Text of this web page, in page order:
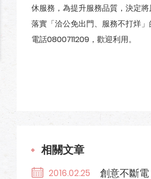
休服務，為提升服務品質，決定
落實「洽公免出門、服務不打烊
電話0800711209，歡迎利用。
相關文章
2016.02.25 創意不斷